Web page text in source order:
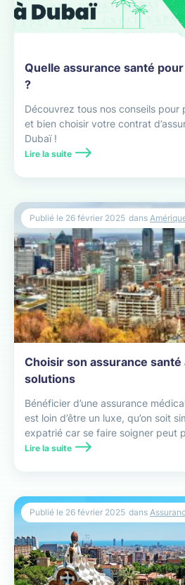
Quelle assurance santé
?
Découvrez tous nos conseils
et bien choisir votre contrat
Dubaï !
Lire la suite
Choisir son assurance
solutions
Bénéficier d’une assurance
est loin d’être un luxe, qu’on soit
expatrié car se faire soigner peut
compliqué et coûter cher.
Lire la suite
Publié le 26 février 2025 dans
Publié le 26 février 2025 dans